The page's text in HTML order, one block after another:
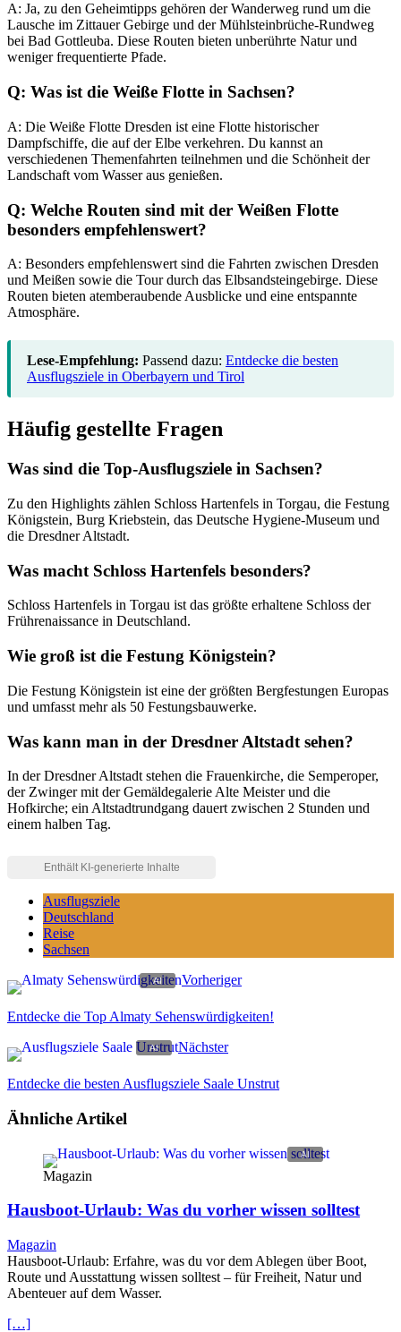
A: Ja, zu den Geheimtipps gehören der Wanderweg rund um die
Lausche im Zittauer Gebirge und der Mühlsteinbrüche-Rundweg
bei Bad Gottleuba. Diese Routen bieten unberührte Natur und
weniger frequentierte Pfade.
Q: Was ist die Weiße Flotte in Sachsen?
A: Die Weiße Flotte Dresden ist eine Flotte historischer
Dampfschiffe, die auf der Elbe verkehren. Du kannst an
verschiedenen Themenfahrten teilnehmen und die Schönheit der
Landschaft vom Wasser aus genießen.
Q: Welche Routen sind mit der Weißen Flotte
besonders empfehlenswert?
A: Besonders empfehlenswert sind die Fahrten zwischen Dresden
und Meißen sowie die Tour durch das Elbsandsteingebirge. Diese
Routen bieten atemberaubende Ausblicke und eine entspannte
Atmosphäre.
Lese-Empfehlung: Passend dazu: Entdecke die besten
Ausflugsziele in Oberbayern und Tirol
Häufig gestellte Fragen
Was sind die Top-Ausflugsziele in Sachsen?
Zu den Highlights zählen Schloss Hartenfels in Torgau, die Festung
Königstein, Burg Kriebstein, das Deutsche Hygiene-Museum und
die Dresdner Altstadt.
Was macht Schloss Hartenfels besonders?
Schloss Hartenfels in Torgau ist das größte erhaltene Schloss der
Frührenaissance in Deutschland.
Wie groß ist die Festung Königstein?
Die Festung Königstein ist eine der größten Bergfestungen Europas
und umfasst mehr als 50 Festungsbauwerke.
Was kann man in der Dresdner Altstadt sehen?
In der Dresdner Altstadt stehen die Frauenkirche, die Semperoper,
der Zwinger mit der Gemäldegalerie Alte Meister und die
Hofkirche; ein Altstadtrundgang dauert zwischen 2 Stunden und
einem halben Tag.
Ausflugsziele
Deutschland
Reise
Sachsen
Vorheriger
Entdecke die Top Almaty Sehenswürdigkeiten!
Nächster
Entdecke die besten Ausflugsziele Saale Unstrut
Ähnliche Artikel
Magazin
Hausboot-Urlaub: Was du vorher wissen solltest
Magazin
Hausboot-Urlaub: Erfahre, was du vor dem Ablegen über Boot,
Route und Ausstattung wissen solltest – für Freiheit, Natur und
Abenteuer auf dem Wasser.
[…]